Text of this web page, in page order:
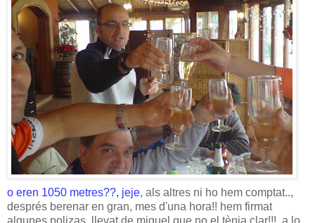
o eren 1050 metres??, jeje, als altres ni ho hem comptat..,
després berenar en gran, mes d'una hora!! hem firmat
algunes polizas, llevat de miquel que no el tènia clar!!!, a lo